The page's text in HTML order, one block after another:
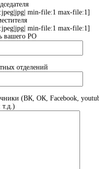
min-file:1 max-file:1]
min-file:1 max-file:1]
вашего РО
отделений
(ВК, ОК, Facebook,